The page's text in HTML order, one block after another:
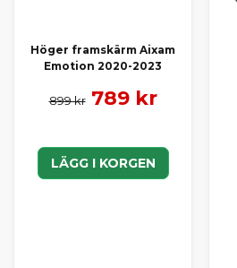
Höger framskärm Aixam
Emotion 2020-2023
899 kr 789 kr
LÄGG I KORGEN